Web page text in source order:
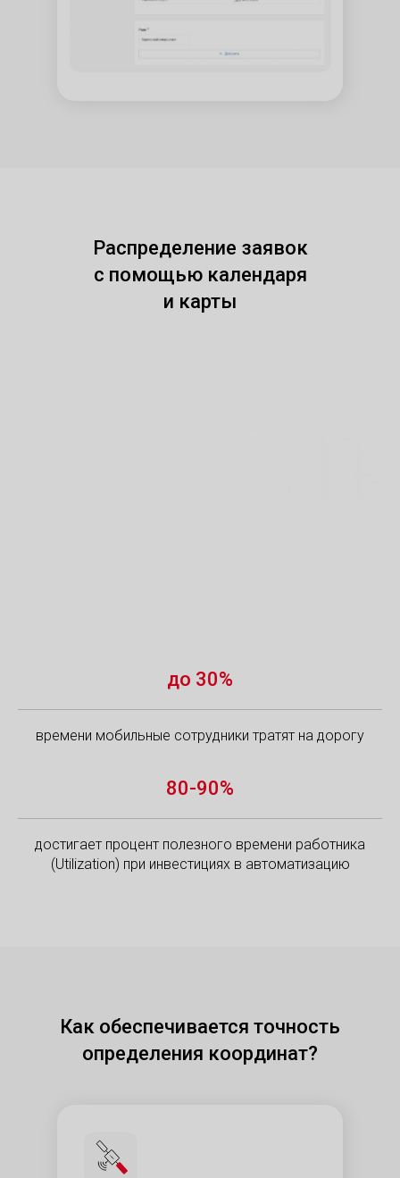
Распределение заявок
с помощью календаря
и карты
до 30%
времени мобильные сотрудники тратят на дорогу
80-90%
достигает процент полезного времени работника
(Utilization) при инвестициях в автоматизацию
Как обеспечивается точность
определения координат?